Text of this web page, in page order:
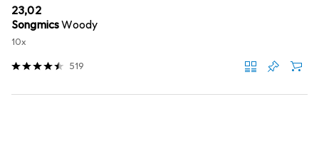
EUR
23,02
SongmicsWoody
10x
519